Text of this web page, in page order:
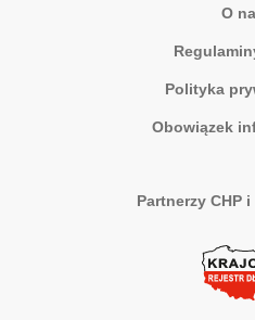
O
Polityka
Obowiązek
Partnerzy CHP